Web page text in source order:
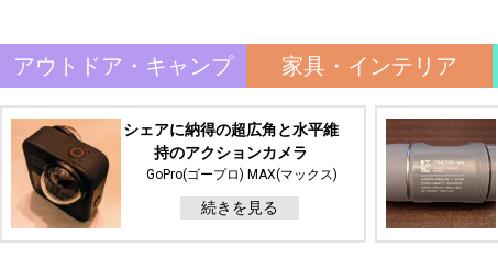
アウトドア・キャンプ 家具・インテリア
シェアに納得の超広角と水平維
持のアクションカメラ
GoPro(ゴープロ) MAX(マックス)
続きを見る